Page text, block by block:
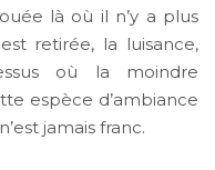
là où il n’y a plus
retirée, la luisance,
où la moindre
espèce d’ambiance
jamais franc.